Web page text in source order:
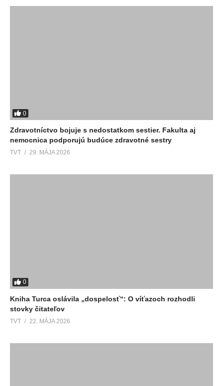
0
Zdravotníctvo bojuje s nedostatkom sestier. Fakulta aj
nemocnica podporujú budúce zdravotné sestry
TVT 29. MÁJA 2026
0
Kniha Turca oslávila „dospelosť“: O víťazoch rozhodli
stovky čitateľov
TVT 22. MÁJA 2026